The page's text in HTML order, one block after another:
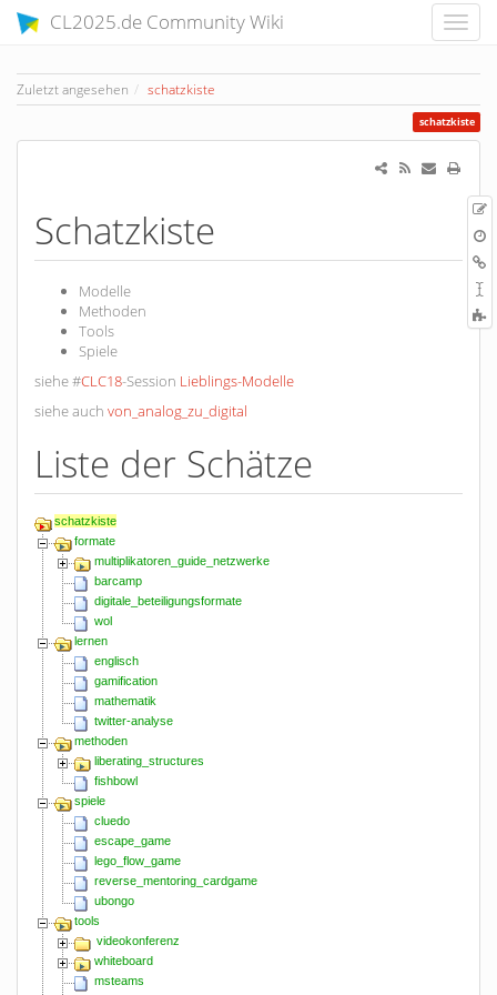
CL2025.de Community Wiki
Zuletzt angesehen schatzkiste
schatzkiste
Schatzkiste
Modelle
Methoden
Tools
Spiele
siehe #CLC18-Session Lieblings-Modelle
siehe auch von_analog_zu_digital
Liste der Schätze​​​​​​
schatzkiste
formate
multiplikatoren_guide_netzwerke
barcamp
digitale_beteiligungsformate
wol
lernen
englisch
gamification
mathematik
twitter-analyse
methoden
liberating_structures
fishbowl
spiele
cluedo
escape_game
lego_flow_game
reverse_mentoring_cardgame
ubongo
tools
videokonferenz
whiteboard
msteams